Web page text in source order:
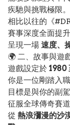
疾馳與挑戰極限。
相比以往的《
賽事深度全面提升
呈現一場 速度、
🌍 二、故事與遊
遊戲設定於 1980
你是一位剛踏入
目標是與你的副
征服全球傳奇賽
從 熱浪瀰漫的沙